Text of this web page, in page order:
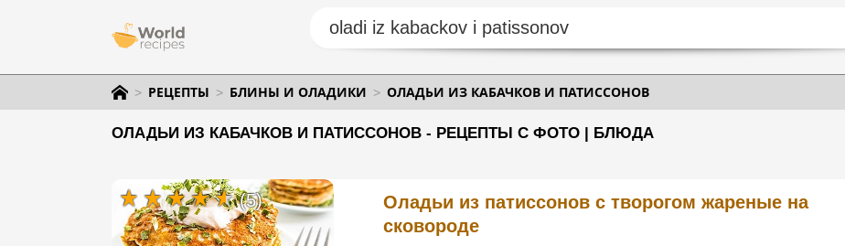
РЕЦЕПТЫ БЛИНЫ И ОЛАДИКИ ОЛАДЬИ ИЗ КАБАЧКОВ И ПАТИССОНОВ
ОЛАДЬИ ИЗ КАБАЧКОВ И ПАТИССОНОВ - РЕЦЕПТЫ С ФОТО | БЛЮДА
Оладьи из патиссонов с творогом жареные на
сковороде
(5)